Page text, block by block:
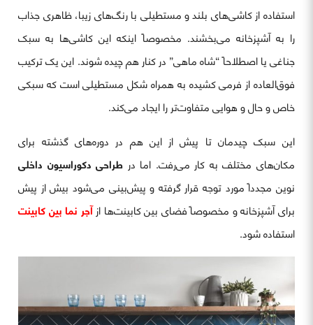
استفاده از کاشی‌های بلند و مستطیلی با رنگ‌های زیبا، ظاهری جذاب
را به آشپزخانه می‌بخشند. مخصوصاً اینکه این کاشی‌ها به سبک
جناغی یا اصطلاحاً “شاه ماهی” در کنار هم چیده شوند. این یک ترکیب
فوق‌العاده از فرمی کشیده به همراه شکل مستطیلی است که سبکی
خاص و حال و هوایی متفاوت‌تر را ایجاد می‌کند.
این سبک چیدمان تا پیش از این هم در دوره‌های گذشته برای
مکان‌های مختلف به کار می‌رفت. اما در طراحی‌ دکوراسیون داخلی
نوین مجدداً مورد توجه قرار گرفته و پیش‌بینی می‌شود بیش از پیش
برای آشپزخانه و مخصوصاً فضای بین کابینت‌ها ازآجر نما بین کابینت
استفاده شود.